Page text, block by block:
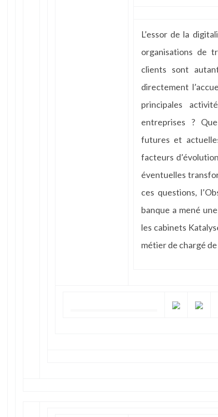
L’essor de la
organisations de
clients sont
directement
principales
entreprises ?
futures et
facteurs
éventuelles
ces questions,
banque a mené
les cabinets
métier de chargé